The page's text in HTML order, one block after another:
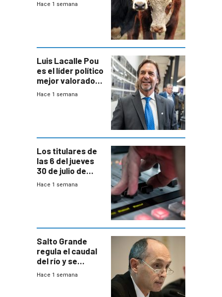
Hace 1 semana
Luis Lacalle Pou
es el líder político
mejor valorado
del país, según
Hace 1 semana
Los titulares de
las 6 del jueves
30 de julio de
2026
Hace 1 semana
Salto Grande
regula el caudal
del río y se
prepara para un
Hace 1 semana